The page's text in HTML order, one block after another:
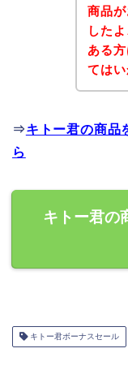
商品
した
ある
ては
⇒キトー君の商品
ら
キトー君の
キトー君ボーナスセール